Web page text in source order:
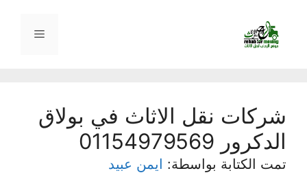
المحتوى
القائمة
شركات نقل الاثاث في بولاق
الدكرور 01154979569
تمت الكتابة بواسطة: ايمن عبيد